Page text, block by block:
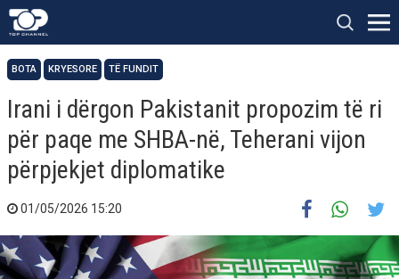
BOTA KRYESORE TË FUNDIT
Irani i dërgon Pakistanit propozim të ri
për paqe me SHBA-në, Teherani vijon
përpjekjet diplomatike
01/05/2026 15:20